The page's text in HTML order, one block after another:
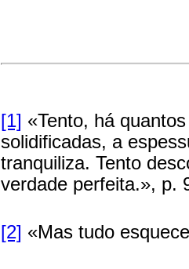
[1] «Tento, há
solidificadas, a
tranquiliza. Tento
verdade perfeita.», p.
[2] «Mas tudo